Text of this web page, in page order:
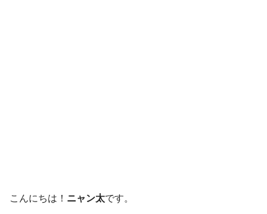
こんにちは！ ニャン太です。